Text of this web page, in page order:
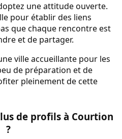
une attitude ouverte.
pour établir des liens
que chaque rencontre est
et de partager.
ville accueillante pour les
de préparation et de
pleinement de cette
de profils à Courtion
?